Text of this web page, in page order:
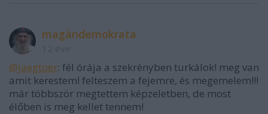
magándemokrata
@jaegtoer: fél órája a szekrényben turkálok! meg van
amit kerestem! felteszem a fejemre, és megemelem!!!
már többször megtettem képzeletben, de most
élőben is meg kellet tennem!